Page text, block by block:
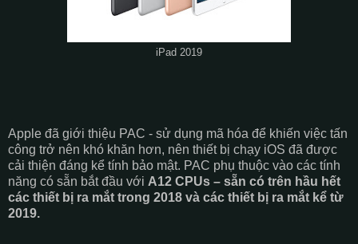
iPad 2019
Apple đã giới thiệu PAC - sử dụng mã hóa để khiến việc tấn
công trở nên khó khăn hơn, nên thiết bị chạy iOS đã được
cải thiện đáng kể tính bảo mật. PAC phụ thuộc vào các tính
năng có sẵn bắt đầu với A12 CPUs – sẵn có trên hầu hết
các thiết bị ra mắt trong 2018 và các thiết bị ra mắt kể từ
2019.